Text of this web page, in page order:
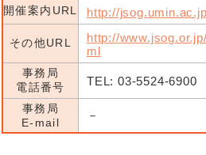
開催案内URL
http://
その他URL
http://
ml
事務局
電話番号
TEL: 03-5524-6900
事務局
E-mail
－